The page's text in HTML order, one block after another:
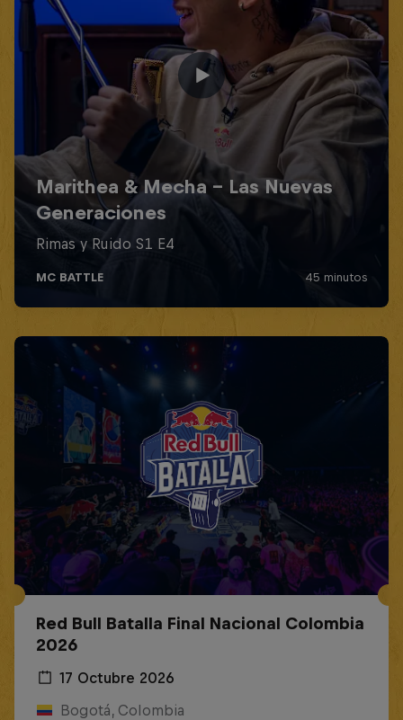
Red Bull Batalla Final Nacional Colombia
2026
17 Octubre 2026
Bogotá, Colombia